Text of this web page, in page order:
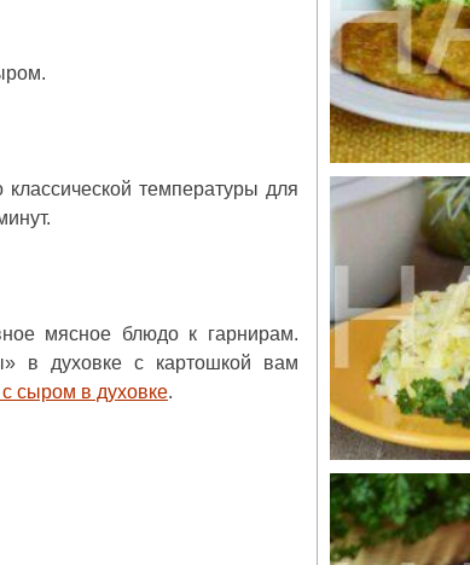
температуры для
мясное блюдо к гарнирам.
в духовке с картошкой вам
сыром в духовке.